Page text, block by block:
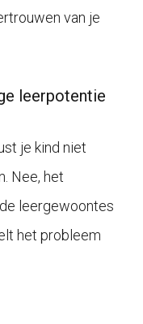
van je
leerpotentie
je kind niet
Nee, het
leergewoontes
het probleem